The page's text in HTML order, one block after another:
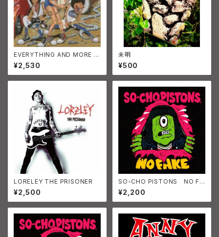
EVERYTHING AND MORE B
ANANA ERECTORS バナナ・
¥2,530
未明
¥500
LORELEY THE PRISONER
¥2,500
SO-CHO PISTONS NO FA
KE 通常版
¥2,200